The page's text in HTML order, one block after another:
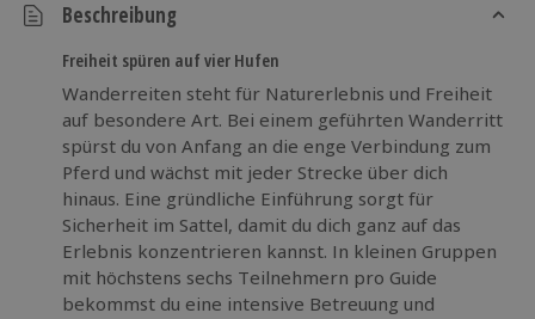
Beschreibung
Freiheit spüren auf vier Hufen
Wanderreiten steht für Naturerlebnis und Freiheit
auf besondere Art. Bei einem geführten Wanderritt
spürst du von Anfang an die enge Verbindung zum
Pferd und wächst mit jeder Strecke über dich
hinaus. Eine gründliche Einführung sorgt für
Sicherheit im Sattel, damit du dich ganz auf das
Erlebnis konzentrieren kannst. In kleinen Gruppen
mit höchstens sechs Teilnehmern pro Guide
bekommst du eine intensive Betreuung und